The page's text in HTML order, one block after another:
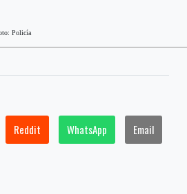
Policía
Reddit WhatsApp Email